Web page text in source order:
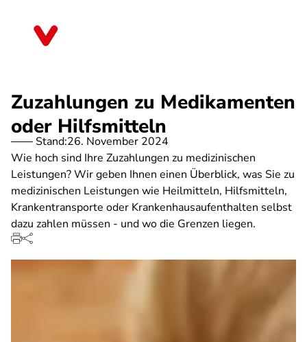
Zuzahlungen zu Medikamenten
oder Hilfsmitteln
Stand:26. November 2024
Wie hoch sind Ihre Zuzahlungen zu medizinischen
Leistungen? Wir geben Ihnen einen Überblick, was Sie zu
medizinischen Leistungen wie Heilmitteln, Hilfsmitteln,
Krankentransporte oder Krankenhausaufenthalten selbst
dazu zahlen müssen - und wo die Grenzen liegen.